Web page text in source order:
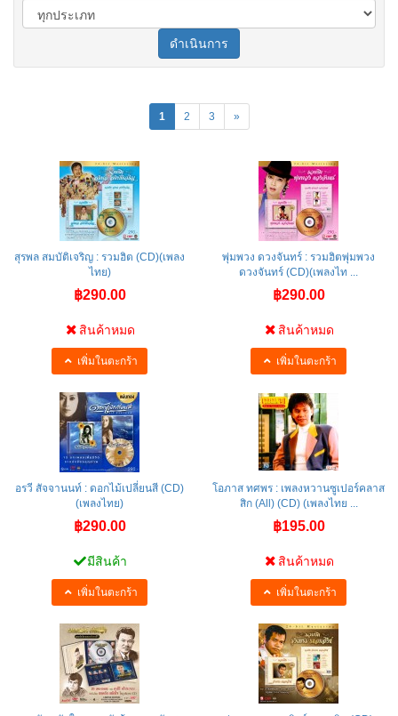
ดำเนินการ
1 2 3 »
สุรพล สมบัติเจริญ : รวมฮิต (CD)(เพลง
ไทย)
฿290.00
สินค้าหมด
เพิ่มในตะกร้า
พุ่มพวง ดวงจันทร์ : รวมฮิตพุ่มพวง
ดวงจันทร์ (CD)(เพลงไท ...
฿290.00
สินค้าหมด
เพิ่มในตะกร้า
อรวี สัจจานนท์ : ดอกไม้เปลี่ยนสี (CD)
(เพลงไทย)
฿290.00
มีสินค้า
เพิ่มในตะกร้า
โอภาส ทศพร : เพลงหวานซูเปอร์คลาส
สิก (All) (CD) (เพลงไทย ...
฿195.00
สินค้าหมด
เพิ่มในตะกร้า